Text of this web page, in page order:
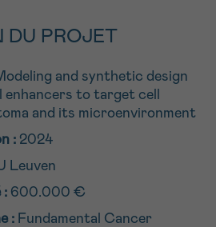
DU PROJET
and synthetic design
to target cell
and its microenvironment
: 2024
Leuven
: 600.000 €
: Fundamental Cancer
ve 9h à 18h
de contact
rappelé.e
sur Cancerinfo